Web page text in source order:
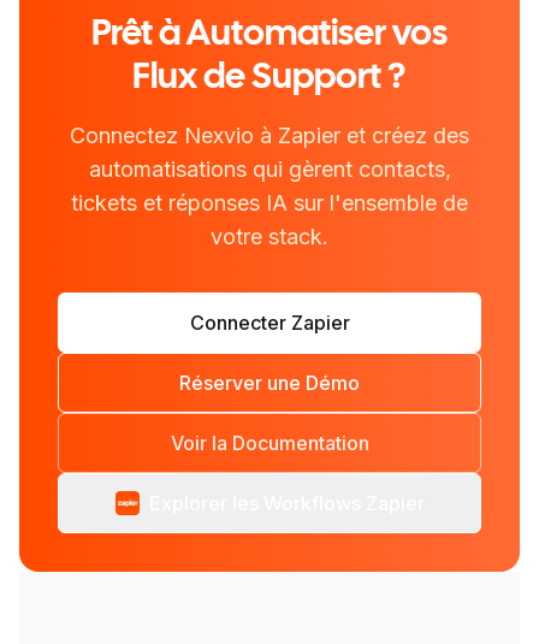
Prêt à Automatiser vos
Flux de Support ?
Connectez Nexvio à Zapier et créez des
automatisations qui gèrent contacts,
tickets et réponses IA sur l'ensemble de
votre stack.
Connecter Zapier
Réserver une Démo
Voir la Documentation